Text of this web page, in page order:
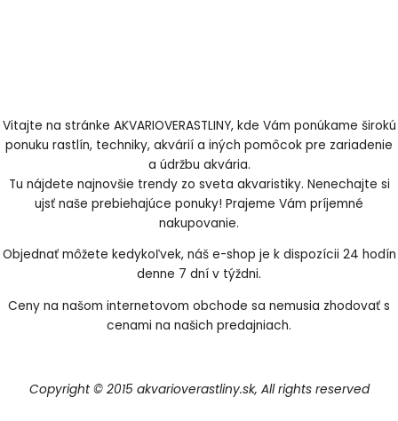
Vitajte na stránke AKVARIOVERASTLINY, kde Vám ponúkame širokú
ponuku rastlín, techniky, akvárií a iných pomôcok pre zariadenie
a údržbu akvária.
Tu nájdete najnovšie trendy zo sveta akvaristiky. Nenechajte si
ujsť naše prebiehajúce ponuky! Prajeme Vám príjemné
nakupovanie.
Objednať môžete kedykoľvek, náš e-shop je k dispozícii 24 hodín
denne 7 dní v týždni.
Ceny na našom internetovom obchode sa nemusia zhodovať s
cenami na našich predajniach.
Copyright © 2015 akvarioverastliny.sk, All rights reserved